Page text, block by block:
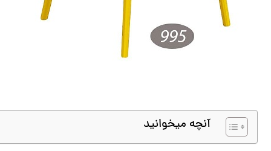
آنچه میخوانید